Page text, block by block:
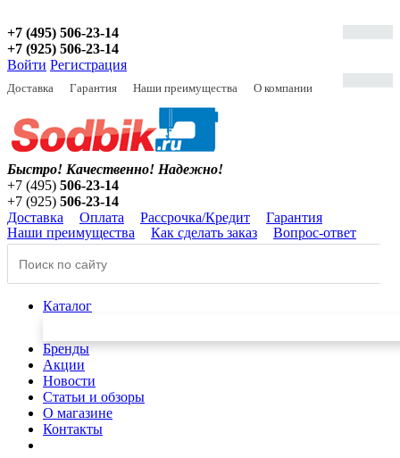
+7 (495) 506-23-14
+7 (925) 506-23-14
Войти Регистрация
Доставка Гарантия Наши преимущества О компании
Быстро! Качественно! Надежно!
+7 (495) 506-23-14
+7 (925) 506-23-14
Доставка
Оплата Рассрочка/Кредит
Гарантия
Наши преимущества
Как сделать заказ Вопрос-ответ
Каталог
Бренды
Акции
Новости
Статьи и обзоры
О магазине
Контакты